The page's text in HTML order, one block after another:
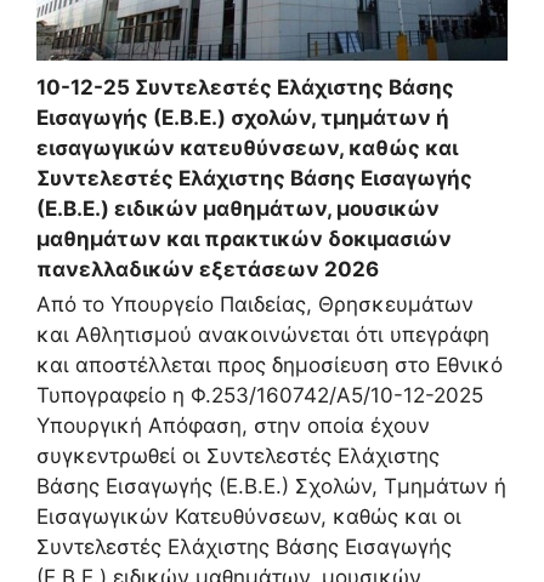
10-12-25 Συντελεστές Ελάχιστης Βάσης
Εισαγωγής (Ε.Β.Ε.) σχολών, τμημάτων ή
εισαγωγικών κατευθύνσεων, καθώς και
Συντελεστές Ελάχιστης Βάσης Εισαγωγής
(Ε.Β.Ε.) ειδικών μαθημάτων, μουσικών
μαθημάτων και πρακτικών δοκιμασιών
πανελλαδικών εξετάσεων 2026
Από το Υπουργείο Παιδείας, Θρησκευμάτων
και Αθλητισμού ανακοινώνεται ότι υπεγράφη
και αποστέλλεται προς δημοσίευση στο Εθνικό
Τυπογραφείο η Φ.253/160742/A5/10-12-2025
Υπουργική Απόφαση, στην οποία έχουν
συγκεντρωθεί οι Συντελεστές Ελάχιστης
Βάσης Εισαγωγής (Ε.Β.Ε.) Σχολών, Τμημάτων ή
Εισαγωγικών Κατευθύνσεων, καθώς και οι
Συντελεστές Ελάχιστης Βάσης Εισαγωγής
(Ε.Β.Ε.) ειδικών μαθημάτων, μουσικών